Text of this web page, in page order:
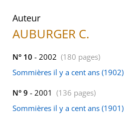
Auteur
AUBURGER C.
N° 10 - 2002 (180 pages)
Sommières il y a cent ans (1902)
N° 9 - 2001 (136 pages)
Sommières il y a cent ans (1901)